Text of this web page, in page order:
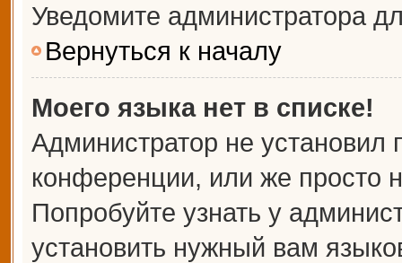
Уведомите администратора
Вернуться к началу
Моего языка нет в списке!
Администратор не установил
конференции, или же просто
Попробуйте узнать у
установить нужный вам